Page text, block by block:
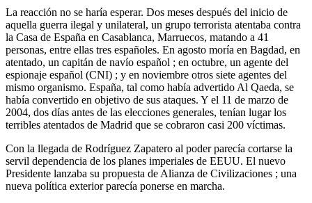
La reacción no se haría esperar. Dos meses después del inicio de
aquella guerra ilegal y unilateral, un grupo terrorista atentaba contra
la Casa de España en Casablanca, Marruecos, matando a 41
personas, entre ellas tres españoles. En agosto moría en Bagdad, en
atentado, un capitán de navío español ; en octubre, un agente del
espionaje español (CNI) ; y en noviembre otros siete agentes del
mismo organismo. España, tal como había advertido Al Qaeda, se
había convertido en objetivo de sus ataques. Y el 11 de marzo de
2004, dos días antes de las elecciones generales, tenían lugar los
terribles atentados de Madrid que se cobraron casi 200 víctimas.
Con la llegada de Rodríguez Zapatero al poder parecía cortarse la
servil dependencia de los planes imperiales de EEUU. El nuevo
Presidente lanzaba su propuesta de Alianza de Civilizaciones ; una
nueva política exterior parecía ponerse en marcha.